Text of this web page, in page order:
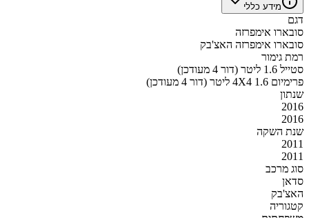
מידע כללי
דגם
סובארו אימפרזה
סובארו אימפרזה האצ'בק
רמת גימור
סטייל 1.6 ליטר (דור 4 מעודכן)
פרימיום 4X4 1.6 ליטר (דור 4 מעודכן)
שנתון
2016
2016
שנת השקה
2011
2011
סוג מרכב
סדאן
האצ'בק
קטגוריה